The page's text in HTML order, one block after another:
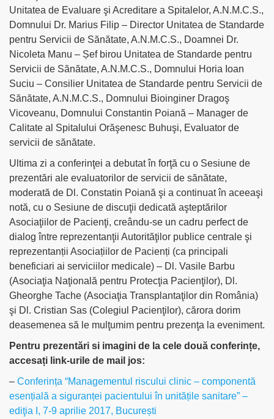
Unitatea de Evaluare şi Acreditare a Spitalelor, A.N.M.C.S.,
Domnului Dr. Marius Filip – Director Unitatea de Standarde
pentru Servicii de Sănătate, A.N.M.C.S., Doamnei Dr.
Nicoleta Manu – Șef birou Unitatea de Standarde pentru
Servicii de Sănătate, A.N.M.C.S., Domnului Horia Ioan
Suciu – Consilier Unitatea de Standarde pentru Servicii de
Sănătate, A.N.M.C.S., Domnului Bioinginer Dragoş
Vicoveanu, Domnului Constantin Poiană – Manager de
Calitate al Spitalului Orăşenesc Buhuşi, Evaluator de
servicii de sănătate.
Ultima zi a conferinţei a debutat în forţă cu o Sesiune de
prezentări ale evaluatorilor de servicii de sănătate,
moderată de Dl. Constatin Poiană şi a continuat în aceeaşi
notă, cu o Sesiune de discuţii dedicată aşteptărilor
Asociaţiilor de Pacienţi, creându-se un cadru perfect de
dialog între reprezentanţii Autorităţilor publice centrale şi
reprezentanții Asociațiilor de Pacienți (ca principali
beneficiari ai serviciilor medicale) – Dl. Vasile Barbu
(Asociaţia Naţională pentru Protecţia Pacienţilor), Dl.
Gheorghe Tache (Asociaţia Transplantaţilor din România)
şi Dl. Cristian Sas (Colegiul Pacienţilor), cărora dorim
deasemenea să le mulţumim pentru prezenţa la eveniment.
Pentru prezentări si imagini de la cele două conferințe,
accesați link-urile de mail jos:
– Conferința “Managementul riscului clinic – componentă
esențială a siguranței pacientului în unitățile sanitare” –
ediţia I, 7-9 aprilie 2017, București